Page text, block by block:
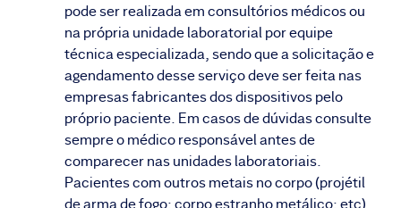
pode ser realizada em consultórios médicos ou
na própria unidade laboratorial por equipe
técnica especializada, sendo que a solicitação e
agendamento desse serviço deve ser feita nas
empresas fabricantes dos dispositivos pelo
próprio paciente. Em casos de dúvidas consulte
sempre o médico responsável antes de
comparecer nas unidades laboratoriais.
Pacientes com outros metais no corpo (projétil
de arma de fogo; corpo estranho metálico; etc)